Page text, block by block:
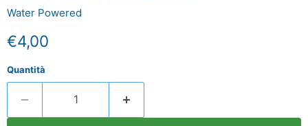
Water Powered
Prezzo attuale
€4,00
Quantità